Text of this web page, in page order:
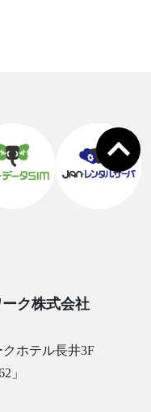
ク株式会社
ホテル長井3F
」